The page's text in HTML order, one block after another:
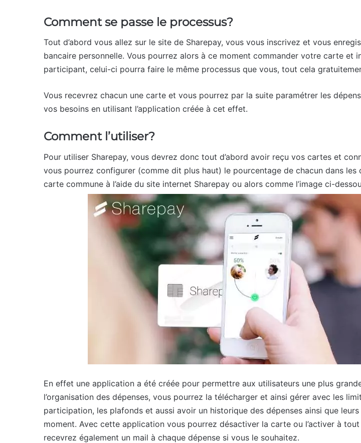
Comment se passe le processus?
Tout d’abord vous allez sur le site de Sharepay, vous vous inscrivez et vous
bancaire personnelle. Vous pourrez alors à ce moment commander votre carte et
participant, celui-ci pourra faire le même processus que vous, tout cela
Vous recevrez chacun une carte et vous pourrez par la suite paramétrer les
vos besoins en utilisant l’application créée à cet effet.
Comment l’utiliser?
Pour utiliser Sharepay, vous devrez donc tout d’abord avoir reçu vos cartes et
vous pourrez configurer (comme dit plus haut) le pourcentage de chacun dans les
carte commune à l’aide du site internet Sharepay ou alors comme l’image ci-
En effet une application a été créée pour permettre aux utilisateurs une plus
l’organisation des dépenses, vous pourrez la télécharger et ainsi gérer avec les
participation, les plafonds et aussi avoir un historique des dépenses ainsi que
moment. Avec cette application vous pourrez désactiver la carte ou l’activer à
recevrez également un mail à chaque dépense si vous le souhaitez.